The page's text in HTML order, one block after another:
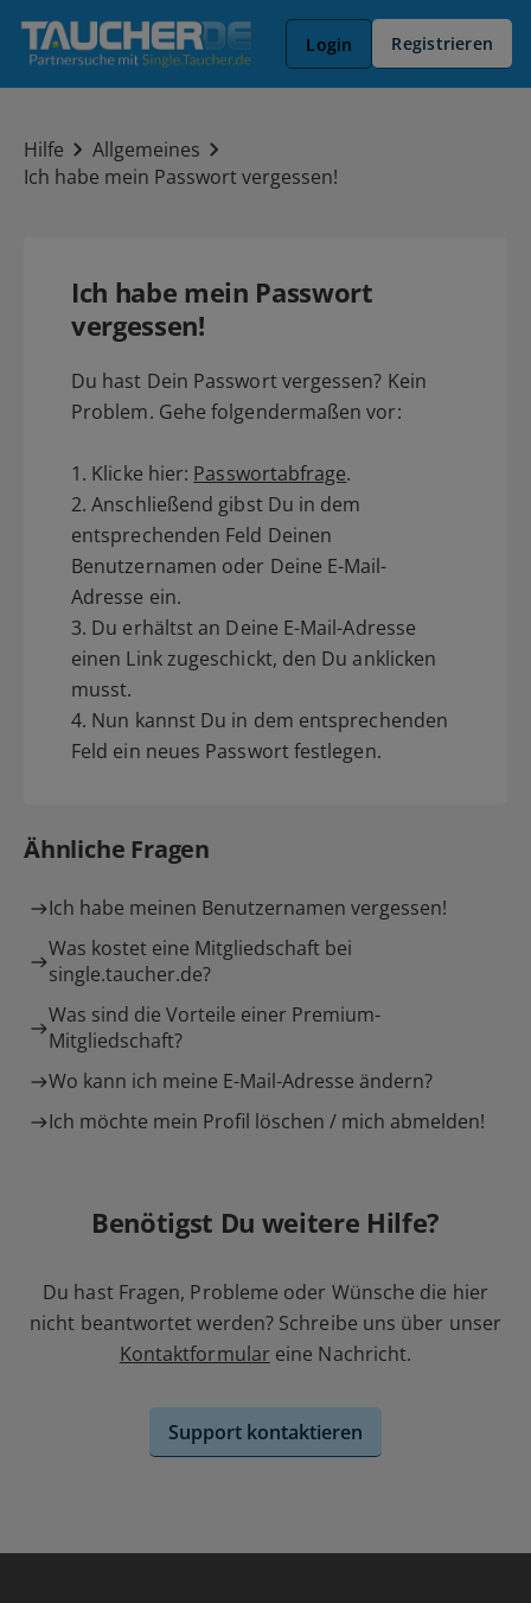
Login Registrieren
Hilfe
Allgemeines
Ich habe mein Passwort vergessen!
Ich habe mein Passwort
vergessen!
Du hast Dein Passwort vergessen? Kein
Problem. Gehe folgendermaßen vor:
1. Klicke hier: Passwortabfrage.
2. Anschließend gibst Du in dem
entsprechenden Feld Deinen
Benutzernamen oder Deine E-Mail-
Adresse ein.
3. Du erhältst an Deine E-Mail-Adresse
einen Link zugeschickt, den Du anklicken
musst.
4. Nun kannst Du in dem entsprechenden
Feld ein neues Passwort festlegen.
Ähnliche Fragen
Ich habe meinen Benutzernamen vergessen!
Was kostet eine Mitgliedschaft bei
single.taucher.de?
Was sind die Vorteile einer Premium-
Mitgliedschaft?
Wo kann ich meine E-Mail-Adresse ändern?
Ich möchte mein Profil löschen / mich abmelden!
Benötigst Du weitere Hilfe?
Du hast Fragen, Probleme oder Wünsche die hier
nicht beantwortet werden? Schreibe uns über unser
Kontaktformular eine Nachricht.
Support kontaktieren